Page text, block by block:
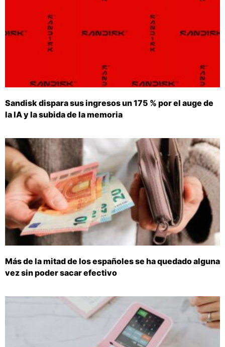
Sandisk dispara sus ingresos un 175 % por el auge de
la IA y la subida de la memoria
Más de la mitad de los españoles se ha quedado alguna
vez sin poder sacar efectivo